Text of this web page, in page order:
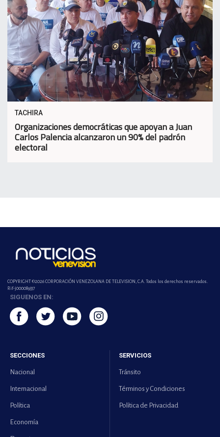
TACHIRA
Organizaciones democráticas que apoyan a Juan
Carlos Palencia alcanzaron un 90% del padrón
electoral
COPYRIGHT ©2026 CORPORACIÓN VENEZOLANA DE TELEVISION, C.A. Todos los derechos reservados.
Rif-j000089337
SIGUENOS EN:
SECCIONES
Nacional
Internacional
Política
Economía
SERVICIOS
Tránsito
Términos y Condiciones
Política de Privacidad